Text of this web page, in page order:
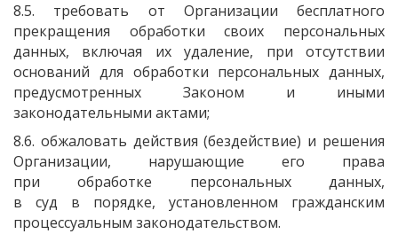
8.5. требовать от Организации бесплатного
прекращения обработки своих персональных
данных, включая их удаление, при отсутствии
оснований для обработки персональных данных,
предусмотренных Законом и иными
законодательными актами;
8.6. обжаловать действия (бездействие) и решения
Организации, нарушающие его права
при обработке персональных данных,
в суд в порядке, установленном гражданским
процессуальным законодательством.